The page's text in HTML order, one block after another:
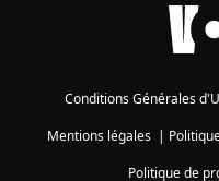
Conditions Générales
Mentions légales|
Politique de